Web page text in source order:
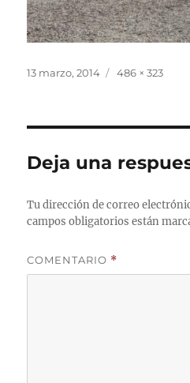
Publicado
13 marzo, 2014
Tamaño
486 × 323
Deja una
Tu dirección de correo
campos obligatorios están
COMENTARIO *